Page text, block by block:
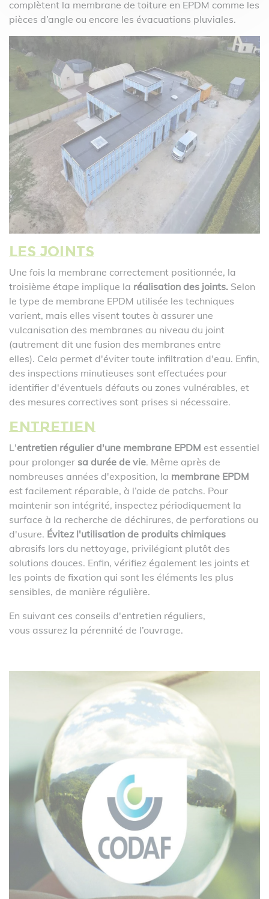
complètent la membrane de toiture en EPDM comme les
pièces d’angle ou encore les évacuations pluviales.
Les joints
Une fois la membrane correctement positionnée, la
troisième étape implique la réalisation des joints. Selon
le type de membrane EPDM utilisée les techniques
varient, mais elles visent toutes à assurer une
vulcanisation des membranes au niveau du joint
(autrement dit une fusion des membranes entre
elles). Cela permet d'éviter toute infiltration d'eau. Enfin,
des inspections minutieuses sont effectuées pour
identifier d'éventuels défauts ou zones vulnérables, et
des mesures correctives sont prises si nécessaire.
Entretien
L'entretien régulier d'une membrane EPDM est essentiel
pour prolonger sa durée de vie. Même après de
nombreuses années d'exposition, la membrane EPDM
est facilement réparable, à l’aide de patchs. Pour
maintenir son intégrité, inspectez périodiquement la
surface à la recherche de déchirures, de perforations ou
d'usure. Évitez l'utilisation de produits chimiques
abrasifs lors du nettoyage, privilégiant plutôt des
solutions douces. Enfin, vérifiez également les joints et
les points de fixation qui sont les éléments les plus
sensibles, de manière régulière.
En suivant ces conseils d'entretien réguliers,
vous assurez la pérennité de l’ouvrage.